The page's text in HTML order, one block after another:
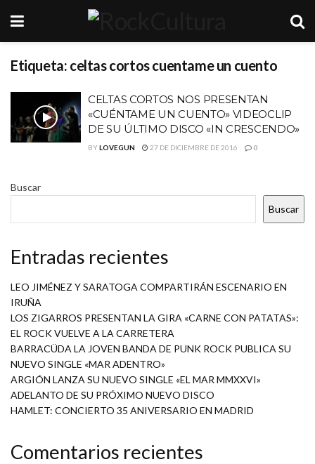
Etiqueta: celtas cortos cuentame un cuento
CELTAS CORTOS NOS PRESENTAN
«CUÉNTAME UN CUENTO» VIDEOCLIP
DE SU ÚLTIMO DISCO «IN CRESCENDO»
BYLOVEGUN 27 DE DICIEMBRE DE 2016 0
Buscar
Buscar
Entradas recientes
LEO JIMÉNEZ Y SARATOGA COMPARTIRÁN ESCENARIO EN
IRUÑA
LOS ZIGARROS PRESENTAN LA GIRA «CARNE CON PATATAS»:
EL ROCK VUELVE A LA CARRETERA
BARRACÜDA LA JOVEN BANDA DE PUNK ROCK PUBLICA SU
NUEVO SINGLE «MAR ADENTRO»
ARGIÓN LANZA SU NUEVO SINGLE «EL MAR MMXXVI»
ADELANTO DE SU PRÓXIMO NUEVO DISCO
HAMLET: CONCIERTO 35 ANIVERSARIO EN MADRID
Comentarios recientes